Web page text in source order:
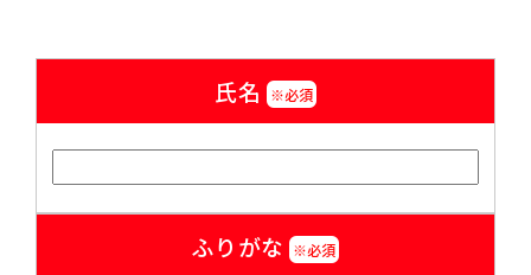
氏名 ※必須
ふりがな ※必須